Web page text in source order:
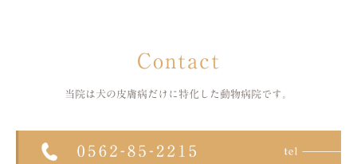
Contact
当院は犬の皮膚病だけに特化した 動物病院です。